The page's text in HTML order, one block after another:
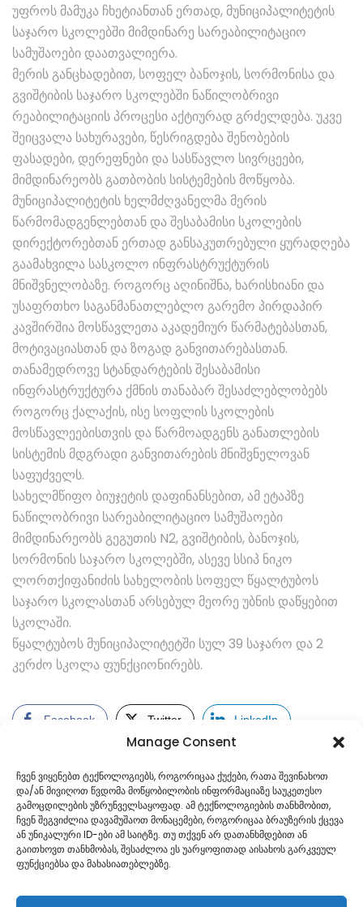
Manage Consent
ჩვენ ვიყენებთ ტექნოლოგიებს, როგორიცაა ქუქები, რათა შევინახოთ
და/ან მივიღოთ წვდომა მოწყობილობის ინფორმაციაზე საუკეთესო
გამოცდილების უზრუნველსაყოფად. ამ ტექნოლოგიების თანხმობით,
ჩვენ შეგვიძლია დავამუშაოთ მონაცემები, როგორიცაა ბრაუზერის ქცევა
ან უნიკალური ID-ები ამ საიტზე. თუ თქვენ არ დათანხმდებით ან
გაითხოვთ თანხმობას, შესაძლოა ეს უარყოფითად აისახოს გარკვეულ
ფუნქციებსა და მახასიათებლებზე.
უფროს მამუკა ჩხეტიანთან ერთად, მუნიციპალიტეტის
საჯარო სკოლებში მიმდინარე სარეაბილიტაციო
სამუშაოები დაათვალიერა.
მერის განცხადებით, სოფელ ბანოჯის, სორმონისა და
გვიშტიბის საჯარო სკოლებში ნაწილობრივი
რეაბილიტაციის პროცესი აქტიურად გრძელდება. უკვე
შეიცვალა სახურავები, წესრიგდება შენობების
ფასადები, დერეფნები და სასწავლო სივრცეები,
მიმდინარეობს გათბობის სისტემების მოწყობა.
მუნიციპალიტეტის ხელმძღვანელმა მერის
წარმომადგენლებთან და შესაბამისი სკოლების
დირექტორებთან ერთად განსაკუთრებული ყურადღება
გაამახვილა სასკოლო ინფრასტრუქტურის
მნიშვნელობაზე. როგორც აღინიშნა, ხარისხიანი და
უსაფრთხო საგანმანათლებლო გარემო პირდაპირ
კავშირშია მოსწავლეთა აკადემიურ წარმატებასთან,
მოტივაციასთან და ზოგად განვითარებასთან.
თანამედროვე სტანდარტების შესაბამისი
ინფრასტრუქტურა ქმნის თანაბარ შესაძლებლობებს
როგორც ქალაქის, ისე სოფლის სკოლების
მოსწავლეებისთვის და წარმოადგენს განათლების
სისტემის მდგრადი განვითარების მნიშვნელოვან
საფუძველს.
სახელმწიფო ბიუჯეტის დაფინანსებით, ამ ეტაპზე
ნაწილობრივი სარეაბილიტაციო სამუშაოები
მიმდინარეობს გეგუთის N2, გვიშტიბის, ბანოჯის,
სორმონის საჯარო სკოლებში, ასევე სსიპ ნიკო
ლორთქიფანიძის სახელობის სოფელ წყალტუბოს
საჯარო სკოლასთან არსებულ მეორე უბნის დაწყებით
სკოლაში.
წყალტუბოს მუნიციპალიტეტში სულ 39 საჯარო და 2
კერძო სკოლა ფუნქციონირებს.
Facebook Twitter LinkedIn